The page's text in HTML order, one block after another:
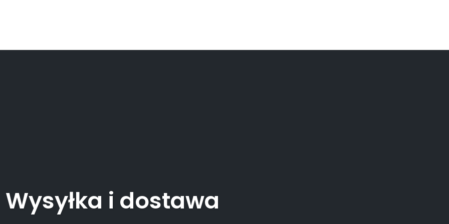
Wysyłka i dostawa